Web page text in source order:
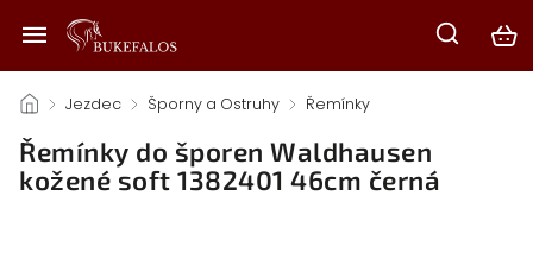
/ Jezdec / Šporny a Ostruhy / Řemínky
Řemínky do šporen Waldhausen
kožené soft 1382401 46cm černá